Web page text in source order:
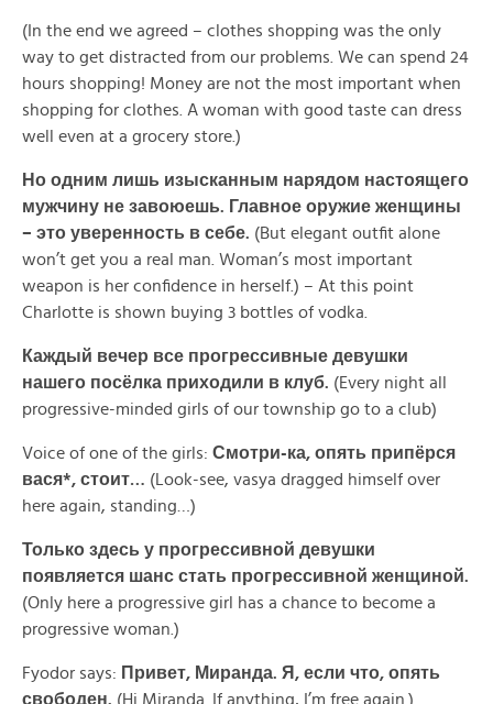
(In the end we agreed – clothes shopping was the only
way to get distracted from our problems. We can spend 24
hours shopping! Money are not the most important when
shopping for clothes. A woman with good taste can dress
well even at a grocery store.)
Но одним лишь изысканным нарядом настоящего
мужчину не завоюешь. Главное оружие женщины
– это уверенность в себе. (But elegant outfit alone
won’t get you a real man. Woman’s most important
weapon is her confidence in herself.) – At this point
Charlotte is shown buying 3 bottles of vodka.
Каждый вечер все прогрессивные девушки
нашего посёлка приходили в клуб. (Every night all
progressive-minded girls of our township go to a club)
Voice of one of the girls: Смотри-ка, опять припёрся
вася*, стоит… (Look-see, vasya dragged himself over
here again, standing…)
Только здесь у прогрессивной девушки
появляется шанс стать прогрессивной женщиной.
(Only here a progressive girl has a chance to become a
progressive woman.)
Fyodor says: Привет, Миранда. Я, если что, опять
свободен. (Hi Miranda. If anything, I’m free again.)